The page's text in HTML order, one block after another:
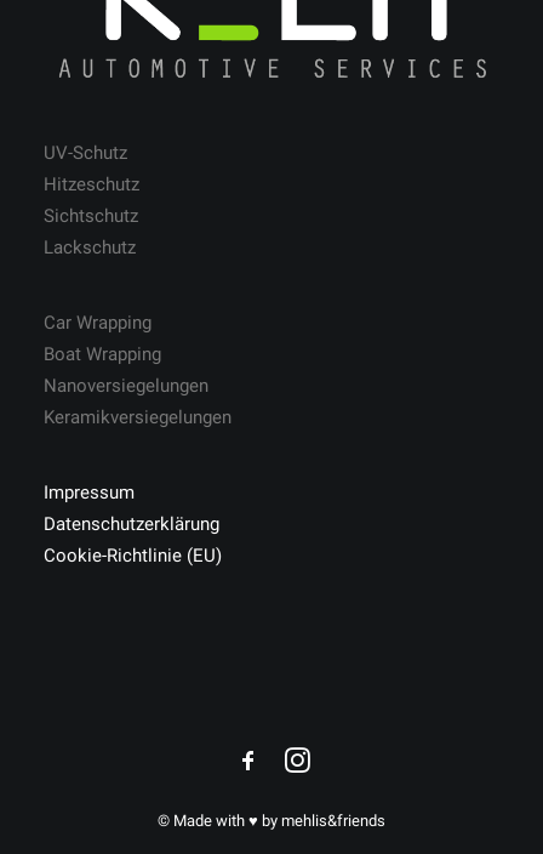
UV-Schutz
Hitzeschutz
Sichtschutz
Lackschutz
Car Wrapping
Boat Wrapping
Nanoversiegelungen
Keramikversiegelungen
Impressum
Datenschutzerklärung
Cookie-Richtlinie (EU)
© Made with ♥ by mehlis&friends